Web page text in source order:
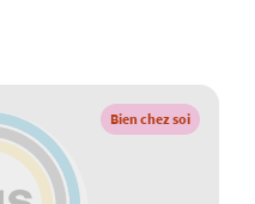
Bien chez soi